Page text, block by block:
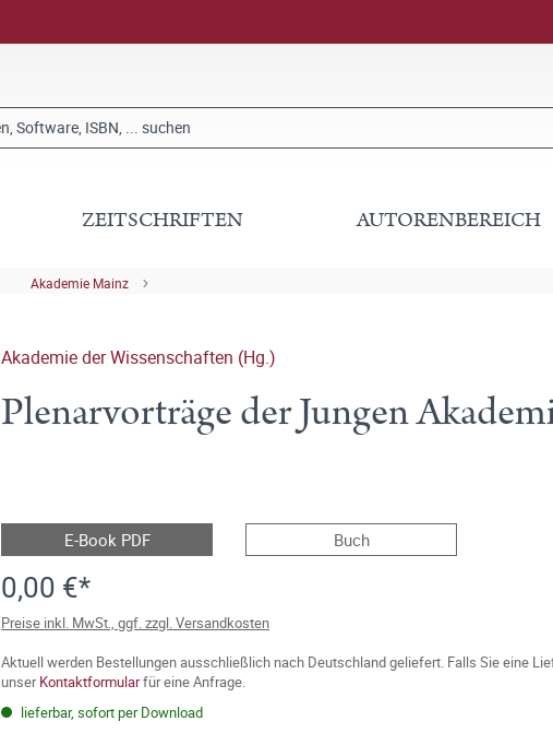
ZEITSCHRIFTEN AUTORENBEREICH
Akademie Mainz
Akademie der Wissenschaften (Hg.)
Plenarvorträge der Jungen
E-Book PDF Buch
0,00 €*
Preise inkl. MwSt., ggf. zzgl. Versandkosten
Aktuell werden Bestellungen ausschließlich nach Deutschland geliefert. Falls Sie eine
unserKontaktformularfür eine Anfrage.
lieferbar, sofort per Download